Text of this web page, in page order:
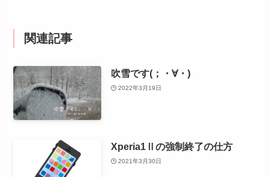
関連記事
吹雪です(；・∀・)
2022年3月19日
Xperia1Ⅱの強制終了の仕方
2021年3月30日